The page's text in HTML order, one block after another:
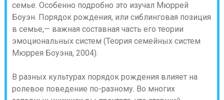
семье. Особенно подробно это изучал Мюррей
Боуэн. Порядок рождения, или сиблинговая позиция
в семье,— важная составная часть его теории
эмоциональных систем (Теория семейных систем
Мюррея Боуэна, 2004).
В разных культурах порядок рождения влияет на
ролевое поведение по-разному. Во многих